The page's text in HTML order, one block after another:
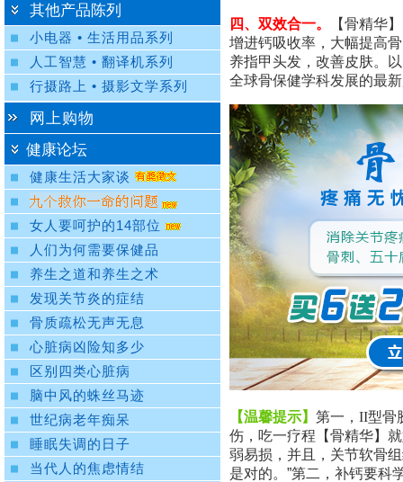
四、双效合一。
【骨精华
增进钙吸收率，大幅提高
养指甲头发，改善皮肤。
全球骨保健学科发展的最
【温馨提示】 第一， II型骨
伤，吃一疗程【骨精华】
弱易损，并且，关节软骨
是对的。”第二，补钙要科
其他产品陈列
小电器 • 生活用品系列
人工智慧 • 翻译机系列
行摄路上 • 摄影文学系列
网上购物
健康论坛
健康生活大家谈
女人要呵护的14部位
人们为何需要保健品
养生之道和养生之术
发现关节炎的症结
骨质疏松无声无息
心脏病凶险知多少
区别四类心脏病
脑中风的蛛丝马迹
世纪病老年痴呆
睡眠失调的日子
当代人的焦虑情结